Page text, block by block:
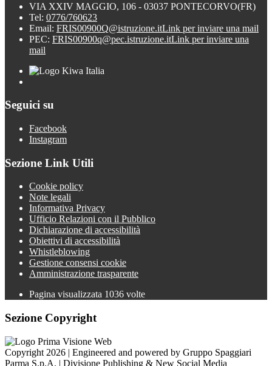
VIA XXIV MAGGIO, 106 - 03037 PONTECORVO(FR)
Tel: 0776/760623
Email: FRIS00900Q@istruzione.itLink per inviare una mail
PEC: FRIS00900q@pec.istruzione.itLink per inviare una
mail
Seguici su
Facebook
Instagram
Sezione Link Utili
Cookie policy
Note legali
Informativa Privacy
Ufficio Relazioni con il Pubblico
Dichiarazione di accessibilità
Obiettivi di accessibilità
Whistleblowing
Gestione consensi cookie
Amministrazione trasparente
Pagina visualizzata 1036 volte
Sezione Copyright
Copyright 2026 | Engineered and powered by Gruppo Spaggiari
Parma S.p.A. | Divisione Publishing & New Social Media